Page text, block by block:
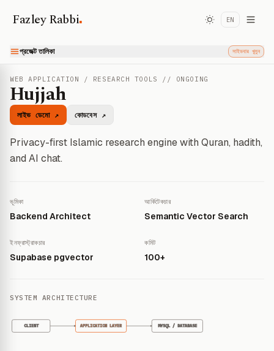
Fazley Rabbi. EN
প্রজেক্ট তালিকা সাইডবার খুলুন
WEB APPLICATION / RESEARCH TOOLS // ONGOING
Hujjah
লাইভ ডেমো ↗ কোডবেস ↗
Privacy-first Islamic research engine with Quran, hadith,
and AI chat.
ভূমিকা
Backend Architect
আর্কিটেকচার
Semantic Vector Search
ইনফ্রাস্ট্রাকচার
Supabase pgvector
কমিট
100+
SYSTEM ARCHITECTURE
CLIENT APPLICATION LAYER MYSQL / DATABASE